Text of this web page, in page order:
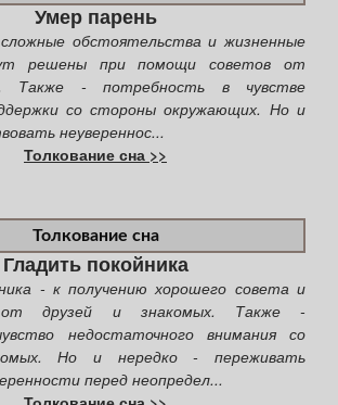
Умер парень
обстоятельства и жизненные
решены при помощи советов от
Также - потребность в чувстве
со стороны окружающих. Но и
неувереннос...
Толкование сна >>
Толкование сна
Гладить покойника
- к получению хорошего совета и
от друзей и знакомых. Также -
недостаточного внимания со
Но и нередко - переживать
перед неопредел...